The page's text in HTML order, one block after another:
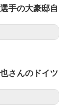
手の大豪邸自
さんのドイツ